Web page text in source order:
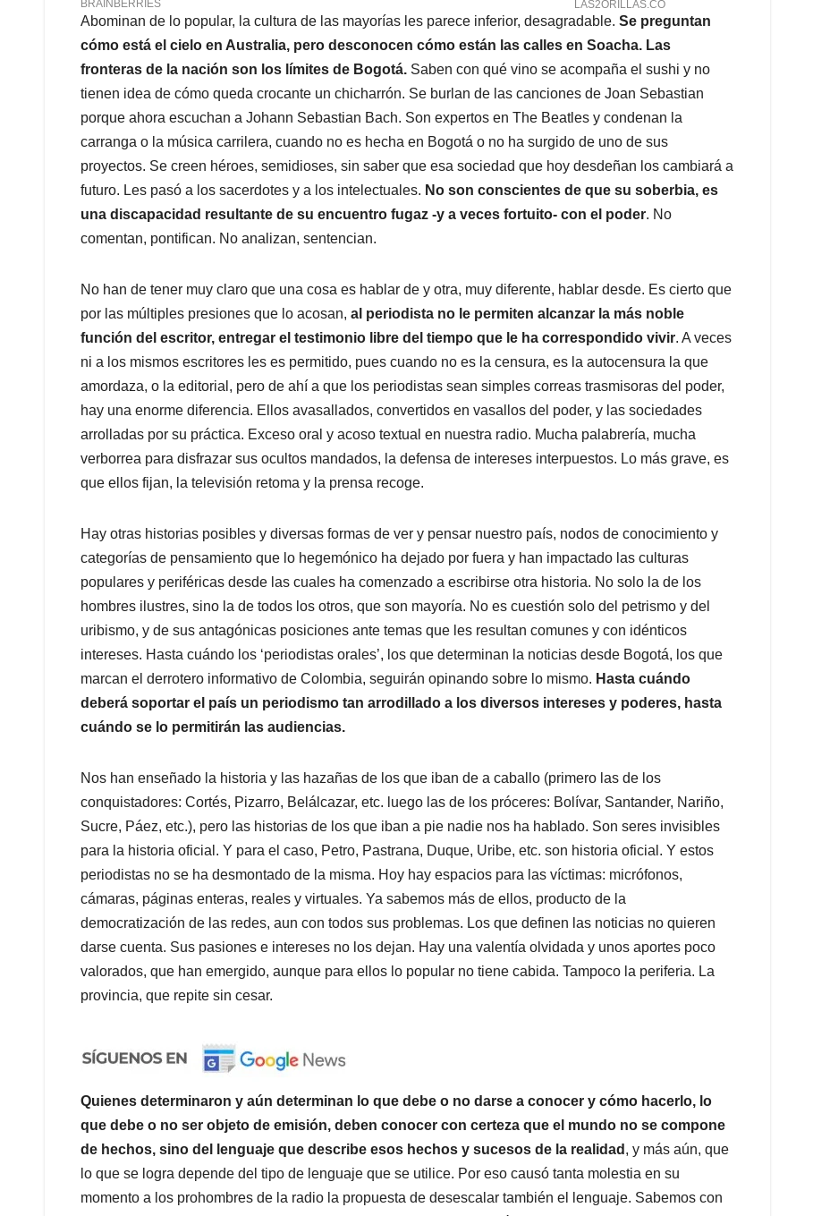
Abominan de lo popular, la cultura de las mayorías les parece inferior, desagradable. Se preguntan
cómo está el cielo en Australia, pero desconocen cómo están las calles en Soacha. Las
fronteras de la nación son los límites de Bogotá. Saben con qué vino se acompaña el sushi y no
tienen idea de cómo queda crocante un chicharrón. Se burlan de las canciones de Joan Sebastian
porque ahora escuchan a Johann Sebastian Bach. Son expertos en The Beatles y condenan la
carranga o la música carrilera, cuando no es hecha en Bogotá o no ha surgido de uno de sus
proyectos. Se creen héroes, semidioses, sin saber que esa sociedad que hoy desdeñan los cambiará a
futuro. Les pasó a los sacerdotes y a los intelectuales. No son conscientes de que su soberbia, es
una discapacidad resultante de su encuentro fugaz -y a veces fortuito- con el poder. No
comentan, pontifican. No analizan, sentencian.
No han de tener muy claro que una cosa es hablar de y otra, muy diferente, hablar desde. Es cierto que
por las múltiples presiones que lo acosan, al periodista no le permiten alcanzar la más noble
función del escritor, entregar el testimonio libre del tiempo que le ha correspondido vivir. A veces
ni a los mismos escritores les es permitido, pues cuando no es la censura, es la autocensura la que
amordaza, o la editorial, pero de ahí a que los periodistas sean simples correas trasmisoras del poder,
hay una enorme diferencia. Ellos avasallados, convertidos en vasallos del poder, y las sociedades
arrolladas por su práctica. Exceso oral y acoso textual en nuestra radio. Mucha palabrería, mucha
verborrea para disfrazar sus ocultos mandados, la defensa de intereses interpuestos. Lo más grave, es
que ellos fijan, la televisión retoma y la prensa recoge.
Hay otras historias posibles y diversas formas de ver y pensar nuestro país, nodos de conocimiento y
categorías de pensamiento que lo hegemónico ha dejado por fuera y han impactado las culturas
populares y periféricas desde las cuales ha comenzado a escribirse otra historia. No solo la de los
hombres ilustres, sino la de todos los otros, que son mayoría. No es cuestión solo del petrismo y del
uribismo, y de sus antagónicas posiciones ante temas que les resultan comunes y con idénticos
intereses. Hasta cuándo los ‘periodistas orales’, los que determinan la noticias desde Bogotá, los que
marcan el derrotero informativo de Colombia, seguirán opinando sobre lo mismo. Hasta cuándo
deberá soportar el país un periodismo tan arrodillado a los diversos intereses y poderes, hasta
cuándo se lo permitirán las audiencias.
Nos han enseñado la historia y las hazañas de los que iban de a caballo (primero las de los
conquistadores: Cortés, Pizarro, Belálcazar, etc. luego las de los próceres: Bolívar, Santander, Nariño,
Sucre, Páez, etc.), pero las historias de los que iban a pie nadie nos ha hablado. Son seres invisibles
para la historia oficial. Y para el caso, Petro, Pastrana, Duque, Uribe, etc. son historia oficial. Y estos
periodistas no se ha desmontado de la misma. Hoy hay espacios para las víctimas: micrófonos,
cámaras, páginas enteras, reales y virtuales. Ya sabemos más de ellos, producto de la
democratización de las redes, aun con todos sus problemas. Los que definen las noticias no quieren
darse cuenta. Sus pasiones e intereses no los dejan. Hay una valentía olvidada y unos aportes poco
valorados, que han emergido, aunque para ellos lo popular no tiene cabida. Tampoco la periferia. La
provincia, que repite sin cesar.
Quienes determinaron y aún determinan lo que debe o no darse a conocer y cómo hacerlo, lo
que debe o no ser objeto de emisión, deben conocer con certeza que el mundo no se compone
de hechos, sino del lenguaje que describe esos hechos y sucesos de la realidad , y más aún, que
lo que se logra depende del tipo de lenguaje que se utilice. Por eso causó tanta molestia en su
momento a los prohombres de la radio la propuesta de desescalar también el lenguaje. Sabemos con